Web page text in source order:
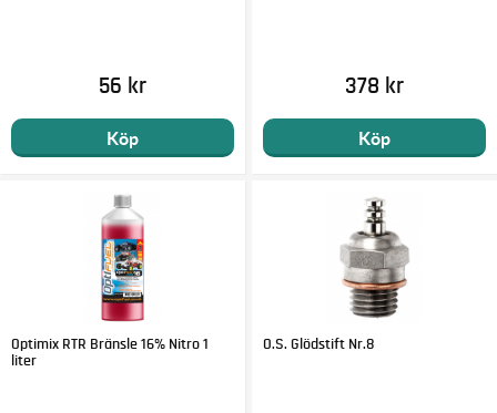
56 kr
Köp
378 kr
Köp
Optimix RTR Bränsle 16% Nitro 1
liter
O.S. Glödstift Nr.8